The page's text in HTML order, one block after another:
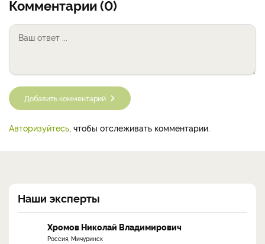
Комментарии (0)
Добавить комментарий
Авторизуйтесь, чтобы отслеживать комментарии.
Наши эксперты
Хромов Николай Владимирович
Россия, Мичуринск